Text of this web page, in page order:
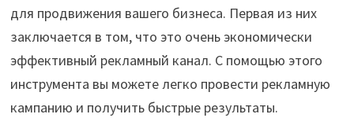
для продвижения вашего бизнеса. Первая из них
заключается в том, что это очень экономически
эффективный рекламный канал. С помощью этого
инструмента вы можете легко провести рекламную
кампанию и получить быстрые результаты.